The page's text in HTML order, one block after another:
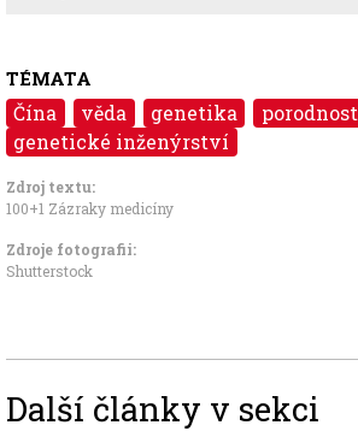
TÉMATA
Čína věda genetika
porodnost
genetické inženýrství
Zdroj textu:
100+1 Zázraky medicíny
Zdroje fotografii:
Shutterstock
Další články v sekci